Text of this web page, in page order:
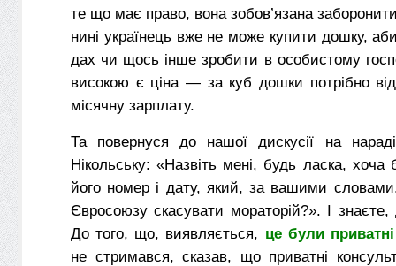
те що має право, вона зобов’язана
нині українець вже не може купити дошку,
дах чи щось інше зробити в особистому
високою є ціна — за куб дошки потрібно
місячну зарплату.
Та повернуся до нашої дискусії на
Нікольську: «Назвіть мені, будь ласка, хоча
його номер і дату, який, за вашими
Євросоюзу скасувати мораторій?». І
До того, що, виявляється, це були приватні
не стримався, сказав, що приватні